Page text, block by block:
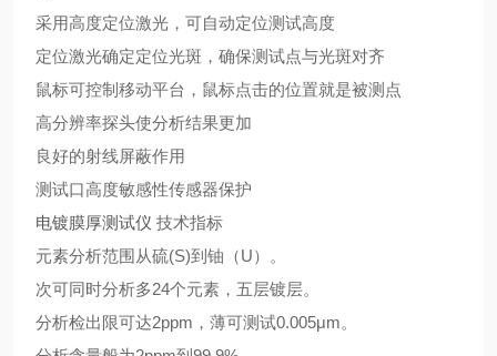
采用高度定位激光，可自动定位测试高度
定位激光确定定位光斑，确保测试点与光斑对齐
鼠标可控制移动平台，鼠标点击的位置就是被测点
高分辨率探头使分析结果更加
良好的射线屏蔽作用
测试口高度敏感性传感器保护
电镀膜厚测试仪 技术指标
元素分析范围从硫(S)到铀（U）。
次可同时分析多24个元素，五层镀层。
分析检出限可达2ppm ，薄可测试0.005μm。